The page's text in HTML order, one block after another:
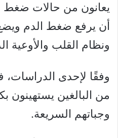
يعانون من حالات ضغط
أن يرفع ضغط الدم
ونظام القلب والأوعية
من البالغين يستهينون
وجباتهم السريعة.